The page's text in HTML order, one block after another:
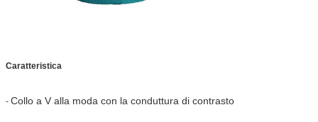
Caratteristica
- Collo a V alla moda con la conduttura di contrasto